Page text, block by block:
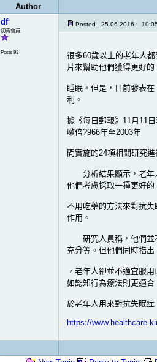
Author
df
初青會員
Posts 93
Posted - 25.06.2016 :
很多60歲以上的老年人
片來幫助他們獲得更好的
睡眠。但是，日前發表
利。
據《每日郵報》11月11
嗽倍?966年至2003年
間實施的24項相關研究
分析結果顯示，老年人
他們考慮採取一種更好的
不用吃藥的方法來對抗
作用。
研究人員稱，他們並不
充分等。但他們同時指出
，老年人卻並不適宜服
如認知行為療法則更適合
於老年人用來對抗失眠症
https://www.healthcare-